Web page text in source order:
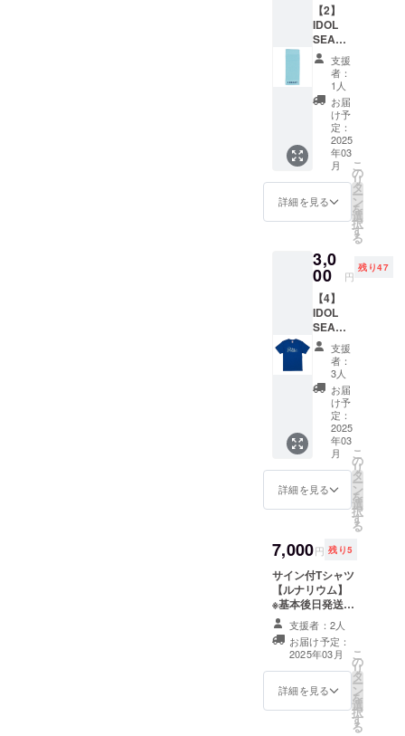
【2】
IDOL
SEA
PICNIC
限定
粗品タ
オル
2500円
※こちら
アー
ティス
トのサ
インは
ござい
ません
200匁薄
ラータ
オル 本
体サイ
ズ 約
340x86
0mm
支援
者：
1人
お届
け予
定：
2025
年03
月
詳細を見る
こ
の
リ
タ
ー
ン
を
選
択
す
る
3,0
00 円
残り47
【4】
IDOL
SEA
PICNIC
2024 限
定 T
シャツ
3000円
※こちら
アー
ティス
トのサ
インは
ござい
ません
※当日引
です サ
イズ M
L XL サ
イズNo.
03 04
69 73
77 身幅
52 55
58 肩幅
46 50
支援
者：
3人
お届
け予
定：
2025
年03
月
詳細を見る
こ
の
リ
タ
ー
ン
を
選
択
す
る
7,000円 残り5
サイン付Tシャツ
【ルナリウム】
※基本後日発送 ※
サイズM、L、
XLのみ ※宛名・
コメントの指定
はできません ※
各アーティスト
限定数 サイズ M
支援者：2人
お届け予定：
2025年03月
詳細を見る
こ
の
リ
タ
ー
ン
を
選
択
す
る